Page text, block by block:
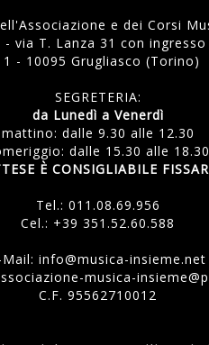
e dei Corsi
- via T. Lanza 31 con
- 10095 Grugliasco (Torino)
SEGRETERIA:
da Lunedì a Venerdì
mattino: dalle 9.30 alle 12.30
dalle 15.30 alle 18.30
È CONSIGLIABILE
Tel.: 011.08.69.956
Cel.: +39 351.52.60.588
Mail:info@musica-insieme.net
musica-
C.F. 95562710012